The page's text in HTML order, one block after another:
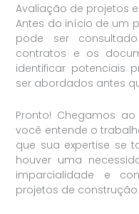
Avaliação de projetos
Antes do início de um
pode ser
contratos e os
identificar potenciais
ser abordados antes
Pronto! Chegamos
você entende o
que sua expertise se
houver uma
imparcialidade e
projetos de